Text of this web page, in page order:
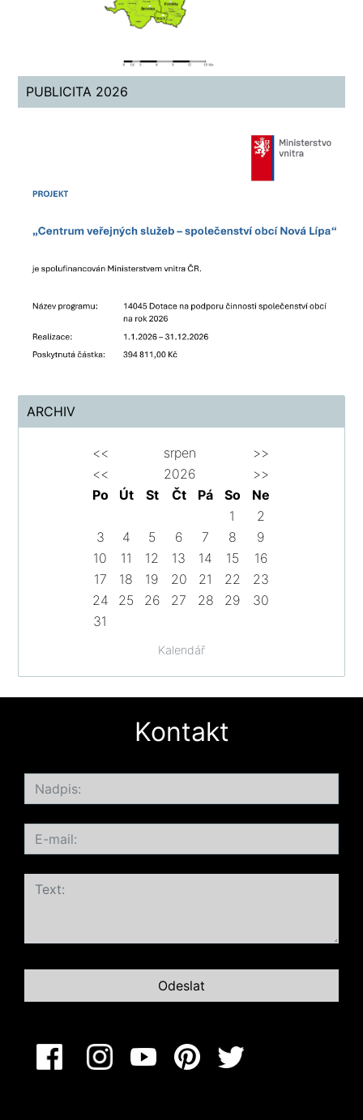
PUBLICITA 2026
ARCHIV
Kalendář
<< srpen
>>
<<
2026
>>
Po
Út St Čt Pá So
Ne
1
2
3
4 5 6 7 8
9
10
11 12 13 14 15
16
17
18 19 20 21 22
23
24
25 26 27 28 29
30
31
Kontakt